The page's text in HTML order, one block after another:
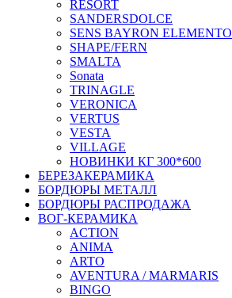
RESORT
SANDERSDOLCE
SENS BAYRON ELEMENTO
SHAPE/FERN
SMALTA
Sonata
TRINAGLE
VERONICA
VERTUS
VESTA
VILLAGE
НОВИНКИ КГ 300*600
БЕРЕЗАКЕРАМИКА
БОРДЮРЫ МЕТАЛЛ
БОРДЮРЫ РАСПРОДАЖА
ВОГ-КЕРАМИКА
ACTION
ANIMA
ARTO
AVENTURA / MARMARIS
BINGO